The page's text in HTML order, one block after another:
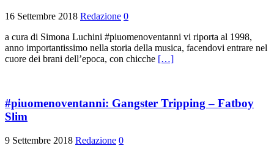
16 Settembre 2018 Redazione 0
a cura di Simona Luchini #piuomenoventanni vi riporta al 1998,
anno importantissimo nella storia della musica, facendovi entrare nel
cuore dei brani dell’epoca, con chicche […]
#piuomenoventanni: Gangster Tripping – Fatboy
Slim
9 Settembre 2018 Redazione 0